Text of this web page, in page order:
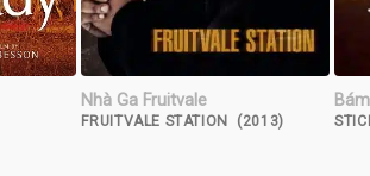
Nhà Ga Fruitvale
FRUITVALE STATION (2013)